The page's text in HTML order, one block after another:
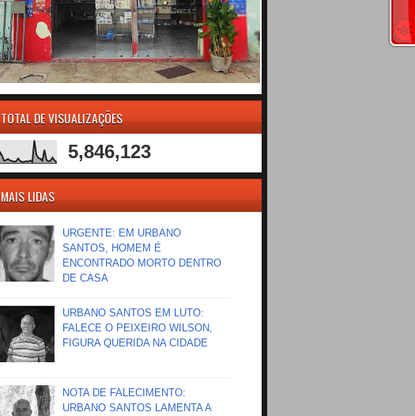
TOTAL DE VISUALIZAÇÕES
5,846,123
MAIS LIDAS
URGENTE: EM URBANO
SANTOS, HOMEM É
ENCONTRADO MORTO DENTRO
DE CASA
URBANO SANTOS EM LUTO:
FALECE O PEIXEIRO WILSON,
FIGURA QUERIDA NA CIDADE
NOTA DE FALECIMENTO:
URBANO SANTOS LAMENTA A